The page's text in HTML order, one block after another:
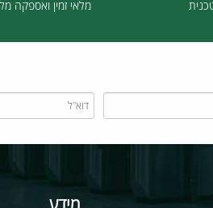
מלאי זמין ואספקה מלאה